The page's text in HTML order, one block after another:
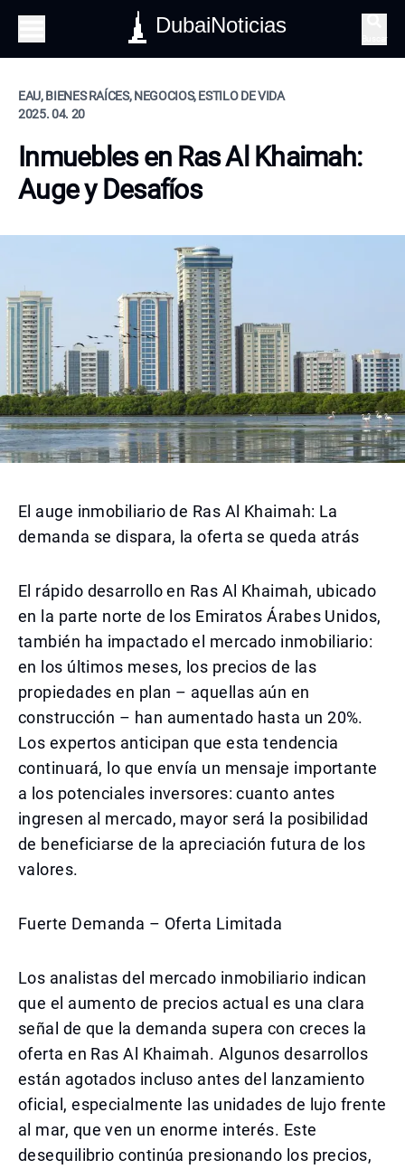
DubaiNoticias
EAU, BIENES RAÍCES, NEGOCIOS, ESTILO DE VIDA
2025. 04. 20
Inmuebles en Ras Al Khaimah:
Auge y Desafíos
El auge inmobiliario de Ras Al Khaimah: La
demanda se dispara, la oferta se queda atrás
El rápido desarrollo en Ras Al Khaimah, ubicado
en la parte norte de los Emiratos Árabes Unidos,
también ha impactado el mercado inmobiliario:
en los últimos meses, los precios de las
propiedades en plan – aquellas aún en
construcción – han aumentado hasta un 20%.
Los expertos anticipan que esta tendencia
continuará, lo que envía un mensaje importante
a los potenciales inversores: cuanto antes
ingresen al mercado, mayor será la posibilidad
de beneficiarse de la apreciación futura de los
valores.
Fuerte Demanda – Oferta Limitada
Los analistas del mercado inmobiliario indican
que el aumento de precios actual es una clara
señal de que la demanda supera con creces la
oferta en Ras Al Khaimah. Algunos desarrollos
están agotados incluso antes del lanzamiento
oficial, especialmente las unidades de lujo frente
al mar, que ven un enorme interés. Este
desequilibrio continúa presionando los precios,